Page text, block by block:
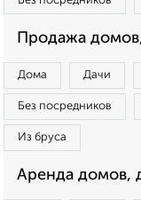
Продажа
Дома Дачи
Без посредников
Из бруса
Аренда домов,